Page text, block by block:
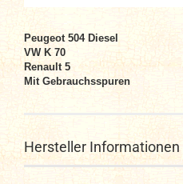
Peugeot 504 Diesel
VW K 70
Renault 5
Mit Gebrauchsspuren
Hersteller Informationen